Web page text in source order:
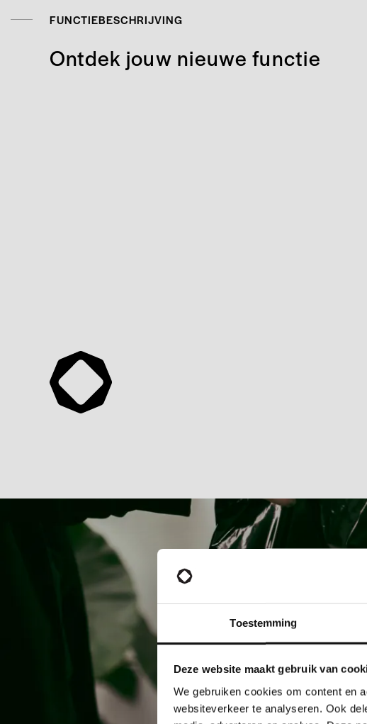
Toestemming
Deze website maakt gebruik van
We gebruiken cookies om content en
websiteverkeer te analyseren. Ook
FUNCTIEBESCHRIJVING
Ontdek jouw nieuwe functie